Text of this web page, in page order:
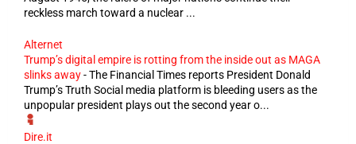
reckless march toward a nuclear ...
Alternet
Trump’s digital empire is rotting from the inside out as MAGA
slinks away-The Financial Times reports President Donald
Trump’s Truth Social media platform is bleeding users as the
unpopular president plays out the second year o...
Dire.it